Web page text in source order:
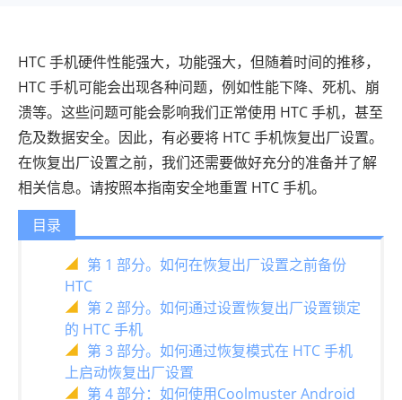
HTC 手机硬件性能强大，功能强大，但随着时间的推移，
HTC 手机可能会出现各种问题，例如性能下降、死机、崩
溃等。这些问题可能会影响我们正常使用 HTC 手机，甚至
危及数据安全。因此，有必要将 HTC 手机恢复出厂设置。
在恢复出厂设置之前，我们还需要做好充分的准备并了解
相关信息。请按照本指南安全地重置 HTC 手机。
目录
第 1 部分。如何在恢复出厂设置之前备份
HTC
第 2 部分。如何通过设置恢复出厂设置锁定
的 HTC 手机
第 3 部分。如何通过恢复模式在 HTC 手机
上启动恢复出厂设置
第 4 部分：如何使用Coolmuster Android